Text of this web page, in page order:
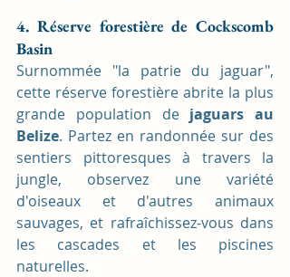
4. Réserve forestière de Cockscomb
Basin
Surnommée "la patrie du jaguar",
cette réserve forestière abrite la plus
grande population de jaguars au
Belize. Partez en randonnée sur des
sentiers pittoresques à travers la
jungle, observez une variété
d'oiseaux et d'autres animaux
sauvages, et rafraîchissez-vous dans
les cascades et les piscines
naturelles.